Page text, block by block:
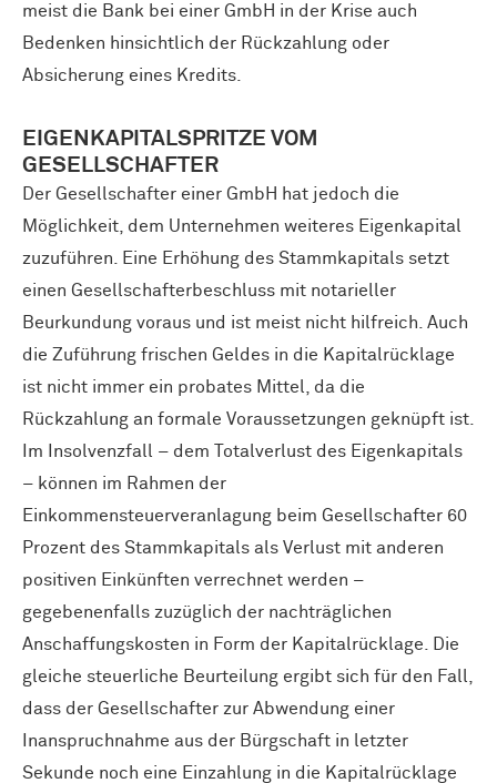
meist die Bank bei einer GmbH in der Krise auch
Bedenken hinsichtlich der Rückzahlung oder
Absicherung eines Kredits.
EIGENKAPITALSPRITZE VOM
GESELLSCHAFTER
Der Gesellschafter einer GmbH hat jedoch die
Möglichkeit, dem Unternehmen weiteres Eigenkapital
zuzuführen. Eine Erhöhung des Stammkapitals setzt
einen Gesellschafterbeschluss mit notarieller
Beurkundung voraus und ist meist nicht hilfreich. Auch
die Zuführung frischen Geldes in die Kapitalrücklage
ist nicht immer ein probates Mittel, da die
Rückzahlung an formale Voraussetzungen geknüpft ist.
Im Insolvenzfall – dem Totalverlust des Eigenkapitals
– können im Rahmen der
Einkommensteuerveranlagung beim Gesellschafter 60
Prozent des Stammkapitals als Verlust mit anderen
positiven Einkünften verrechnet werden –
gegebenenfalls zuzüglich der nachträglichen
Anschaffungskosten in Form der Kapitalrücklage. Die
gleiche steuerliche Beurteilung ergibt sich für den Fall,
dass der Gesellschafter zur Abwendung einer
Inanspruchnahme aus der Bürgschaft in letzter
Sekunde noch eine Einzahlung in die Kapitalrücklage